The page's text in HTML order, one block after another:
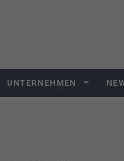
UNTERNEHMEN